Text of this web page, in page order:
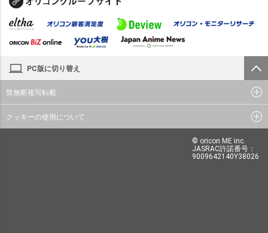
PC版に切り替え
禁無断複写転載
クッキーの使用について
© oricon ME inc.
JASRAC許諾番号：
9009642140Y38026